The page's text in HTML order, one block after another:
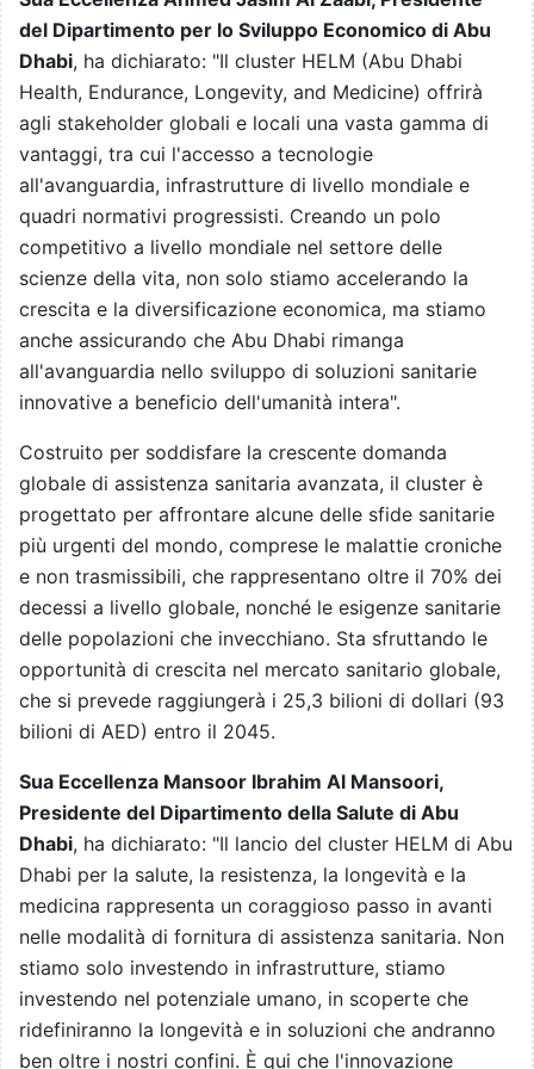
del Dipartimento per lo Sviluppo Economico di Abu
Dhabi, ha dichiarato: "Il cluster HELM (Abu Dhabi
Health, Endurance, Longevity, and Medicine) offrirà
agli stakeholder globali e locali una vasta gamma di
vantaggi, tra cui l'accesso a tecnologie
all'avanguardia, infrastrutture di livello mondiale e
quadri normativi progressisti. Creando un polo
competitivo a livello mondiale nel settore delle
scienze della vita, non solo stiamo accelerando la
crescita e la diversificazione economica, ma stiamo
anche assicurando che Abu Dhabi rimanga
all'avanguardia nello sviluppo di soluzioni sanitarie
innovative a beneficio dell'umanità intera".
Costruito per soddisfare la crescente domanda
globale di assistenza sanitaria avanzata, il cluster è
progettato per affrontare alcune delle sfide sanitarie
più urgenti del mondo, comprese le malattie croniche
e non trasmissibili, che rappresentano oltre il 70% dei
decessi a livello globale, nonché le esigenze sanitarie
delle popolazioni che invecchiano. Sta sfruttando le
opportunità di crescita nel mercato sanitario globale,
che si prevede raggiungerà i 25,3 bilioni di dollari (93
bilioni di AED) entro il 2045.
Sua Eccellenza Mansoor Ibrahim Al Mansoori,
Presidente del Dipartimento della Salute di Abu
Dhabi, ha dichiarato: "Il lancio del cluster HELM di Abu
Dhabi per la salute, la resistenza, la longevità e la
medicina rappresenta un coraggioso passo in avanti
nelle modalità di fornitura di assistenza sanitaria. Non
stiamo solo investendo in infrastrutture, stiamo
investendo nel potenziale umano, in scoperte che
ridefiniranno la longevità e in soluzioni che andranno
ben oltre i nostri confini. È qui che l'innovazione